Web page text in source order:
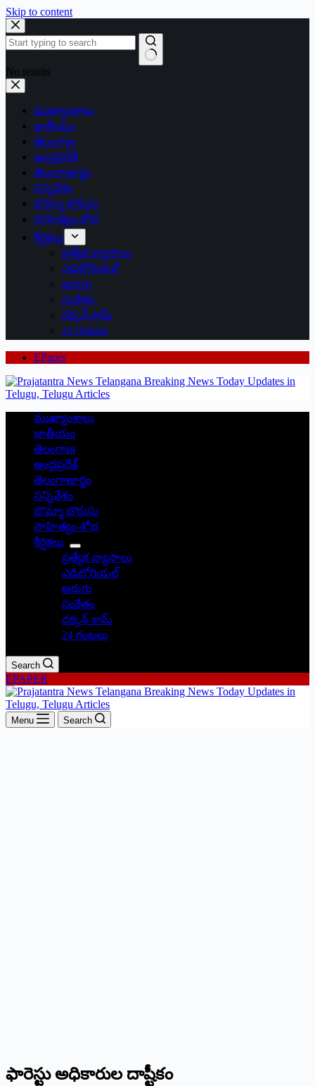
Skip to content
No results
ముఖ్యాంశాలు
జాతీయం
తెలంగాణ
ఆంధ్రప్రదేశ్
తెలంగాణార్థం
సన్నివేశం
బొమ్మా బొరుసు
సాహిత్యం-శోభ
శీర్షికలు
ప్రత్యేక వ్యాసాలు
ఎడిటోరియల్
అరుగు
సంకేతం
దక్కన్.కామ్
24 గంటలు
EPaper
ముఖ్యాంశాలు
జాతీయం
తెలంగాణ
ఆంధ్రప్రదేశ్
తెలంగాణార్థం
సన్నివేశం
బొమ్మా బొరుసు
సాహిత్యం-శోభ
శీర్షికలు
ప్రత్యేక వ్యాసాలు
ఎడిటోరియల్
అరుగు
సంకేతం
దక్కన్.కామ్
24 గంటలు
Search
EPAPER
Menu Search
ఫారెస్టు అధికారుల దాష్టీకం